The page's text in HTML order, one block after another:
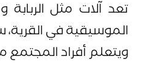
تعد آلات مثل
الموسيقية في
ويتعلم أفراد